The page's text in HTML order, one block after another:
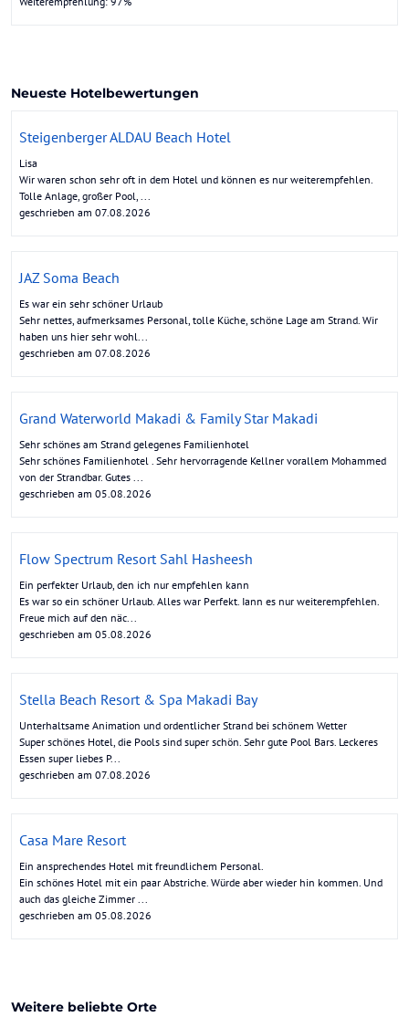
Neueste Hotelbewertungen
Steigenberger ALDAU Beach Hotel
Lisa
Wir waren schon sehr oft in dem Hotel und können es nur weiterempfehlen.
Tolle Anlage, großer Pool, ...
geschrieben am 07.08.2026
JAZ Soma Beach
Es war ein sehr schöner Urlaub
Sehr nettes, aufmerksames Personal, tolle Küche, schöne Lage am Strand. Wir
haben uns hier sehr wohl...
geschrieben am 07.08.2026
Grand Waterworld Makadi & Family Star Makadi
Sehr schönes am Strand gelegenes Familienhotel
Sehr schönes Familienhotel . Sehr hervorragende Kellner vorallem Mohammed
von der Strandbar. Gutes ...
geschrieben am 05.08.2026
Flow Spectrum Resort Sahl Hasheesh
Ein perfekter Urlaub, den ich nur empfehlen kann
Es war so ein schöner Urlaub. Alles war Perfekt. Iann es nur weiterempfehlen.
Freue mich auf den näc...
geschrieben am 05.08.2026
Stella Beach Resort & Spa Makadi Bay
Unterhaltsame Animation und ordentlicher Strand bei schönem Wetter
Super schönes Hotel, die Pools sind super schön. Sehr gute Pool Bars. Leckeres
Essen super liebes P...
geschrieben am 07.08.2026
Casa Mare Resort
Ein ansprechendes Hotel mit freundlichem Personal.
Ein schönes Hotel mit ein paar Abstriche. Würde aber wieder hin kommen. Und
auch das gleiche Zimmer ...
geschrieben am 05.08.2026
Weitere beliebte Orte